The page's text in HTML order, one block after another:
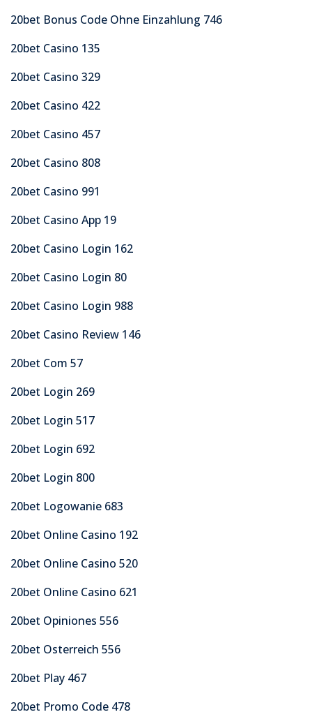
20bet Bonus Code Ohne Einzahlung 746
20bet Casino 135
20bet Casino 329
20bet Casino 422
20bet Casino 457
20bet Casino 808
20bet Casino 991
20bet Casino App 19
20bet Casino Login 162
20bet Casino Login 80
20bet Casino Login 988
20bet Casino Review 146
20bet Com 57
20bet Login 269
20bet Login 517
20bet Login 692
20bet Login 800
20bet Logowanie 683
20bet Online Casino 192
20bet Online Casino 520
20bet Online Casino 621
20bet Opiniones 556
20bet Osterreich 556
20bet Play 467
20bet Promo Code 478